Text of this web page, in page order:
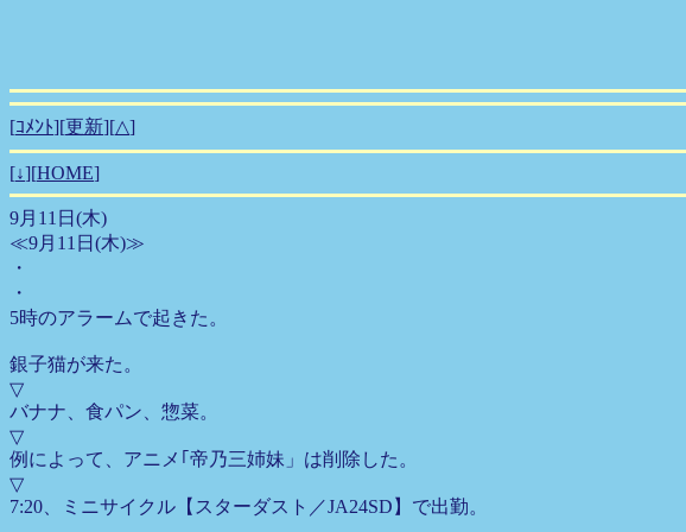
[ｺﾒﾝﾄ][更新][△]
[↓][HOME]
9月11日(木)
≪9月11日(木)≫
・
・
5時のアラームで起きた。
銀子猫が来た。
▽
バナナ、食パン、惣菜。
▽
例によって、アニメ｢帝乃三姉妹」は削除した。
▽
7:20、ミニサイクル【スターダスト／JA24SD】で出勤。